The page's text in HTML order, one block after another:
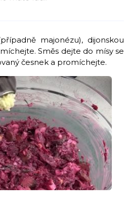
majonézu), dijonskou
Směs dejte do mísy se
česnek a promíchejte.